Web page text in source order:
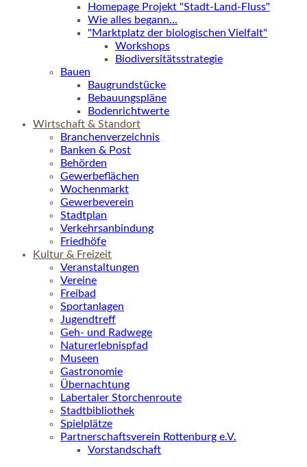
Homepage Projekt "Stadt-Land-Fluss"
Wie alles begann...
"Marktplatz der biologischen Vielfalt"
Workshops
Biodiversitätsstrategie
Bauen
Baugrundstücke
Bebauungspläne
Bodenrichtwerte
Wirtschaft & Standort
Branchenverzeichnis
Banken & Post
Behörden
Gewerbeflächen
Wochenmarkt
Gewerbeverein
Stadtplan
Verkehrsanbindung
Friedhöfe
Kultur & Freizeit
Veranstaltungen
Vereine
Freibad
Sportanlagen
Jugendtreff
Geh- und Radwege
Naturerlebnispfad
Museen
Gastronomie
Übernachtung
Labertaler Storchenroute
Stadtbibliothek
Spielplätze
Partnerschaftsverein Rottenburg e.V.
Vorstandschaft